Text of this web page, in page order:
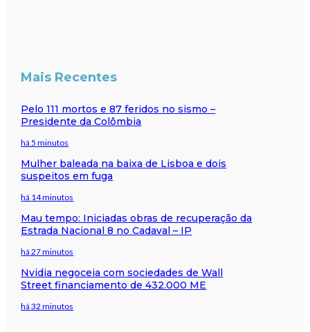
Mais Recentes
Pelo 111 mortos e 87 feridos no sismo –
Presidente da Colômbia
há 5 minutos
Mulher baleada na baixa de Lisboa e dois
suspeitos em fuga
há 14 minutos
Mau tempo: Iniciadas obras de recuperação da
Estrada Nacional 8 no Cadaval – IP
há 27 minutos
Nvidia negoceia com sociedades de Wall
Street financiamento de 432.000 ME
há 32 minutos